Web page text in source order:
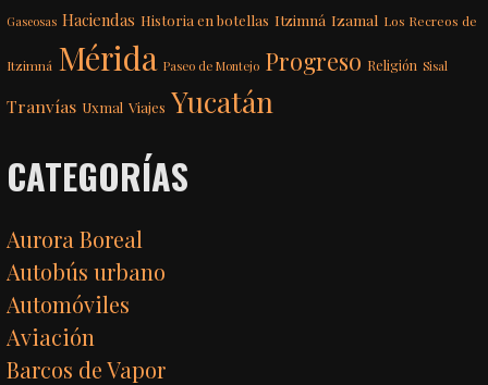
Gaseosas Haciendas Historia en botellas Itzimná Izamal Los Recreos de
Itzimná Mérida Paseo de Montejo Progreso Religión Sisal
Tranvías Uxmal Viajes Yucatán
CATEGORÍAS
Aurora Boreal
Autobús urbano
Automóviles
Aviación
Barcos de Vapor